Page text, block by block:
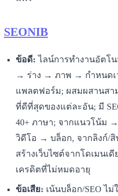
SEONIB
ข้อดี: ไลน์การทำงานอัตโ
→ ร่าง → ภาพ → กำหนดเ
แพลตฟอร์ม; ผสมผสานสา
ที่ดีที่สุดของแต่ละอัน; มี
40+ ภาษา; จากแนวโน้ม
วิดีโอ → บล็อก, จากลิงก์/
สร้างเว็บไซต์จากโดเมนเ
เครดิตที่ไม่หมดอายุ
ข้อเสีย: เน้นบล็อก/SEO ไ